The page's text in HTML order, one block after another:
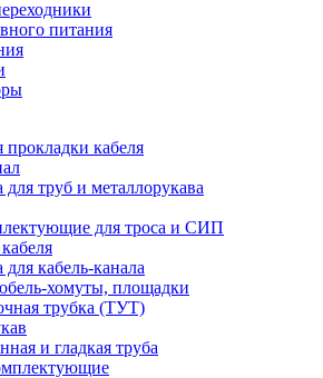
питания
кабеля
труб и металлорукава
для троса и СИП
кабель-канала
хомуты, площадки
трубка (ТУТ)
и гладкая труба